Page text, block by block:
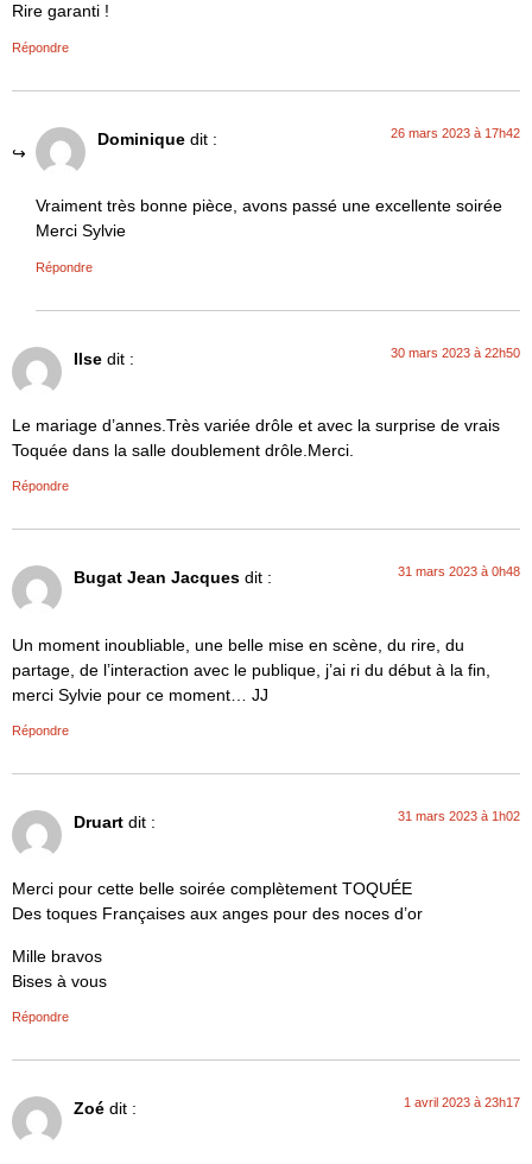
Rire garanti !
Répondre
Dominique dit : 26 mars 2023 à 17h42
Vraiment très bonne pièce, avons passé une excellente soirée
Merci Sylvie
Répondre
Ilse dit : 30 mars 2023 à 22h50
Le mariage d’annes.Très variée drôle et avec la surprise de vrais
Toquée dans la salle doublement drôle.Merci.
Répondre
Bugat Jean Jacques dit : 31 mars 2023 à 0h48
Un moment inoubliable, une belle mise en scène, du rire, du
partage, de l’interaction avec le publique, j’ai ri du début à la fin,
merci Sylvie pour ce moment… JJ
Répondre
Druart dit : 31 mars 2023 à 1h02
Merci pour cette belle soirée complètement TOQUÉE
Des toques Françaises aux anges pour des noces d’or
Mille bravos
Bises à vous
Répondre
Zoé dit : 1 avril 2023 à 23h17